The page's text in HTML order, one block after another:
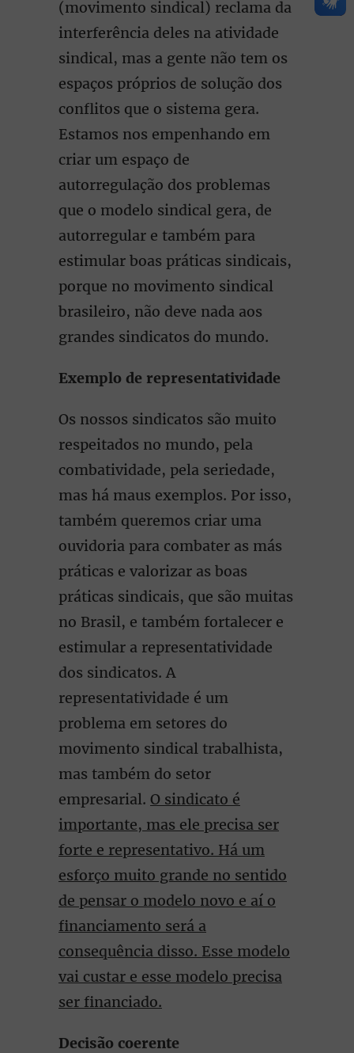
(movimento sindical) reclama da
interferência deles na atividade
sindical, mas a gente não tem os
espaços próprios de solução dos
conflitos que o sistema gera.
Estamos nos empenhando em
criar um espaço de
autorregulação dos problemas
que o modelo sindical gera, de
autorregular e também para
estimular boas práticas sindicais,
porque no movimento sindical
brasileiro, não deve nada aos
grandes sindicatos do mundo.
Exemplo de representatividade
Os nossos sindicatos são muito
respeitados no mundo, pela
combatividade, pela seriedade,
mas há maus exemplos. Por isso,
também queremos criar uma
ouvidoria para combater as más
práticas e valorizar as boas
práticas sindicais, que são muitas
no Brasil, e também fortalecer e
estimular a representatividade
dos sindicatos. A
representatividade é um
problema em setores do
movimento sindical trabalhista,
mas também do setor
empresarial. O sindicato é
importante, mas ele precisa ser
forte e representativo. Há um
esforço muito grande no sentido
de pensar o modelo novo e aí o
financiamento será a
consequência disso. Esse modelo
vai custar e esse modelo precisa
ser financiado.
Decisão coerente